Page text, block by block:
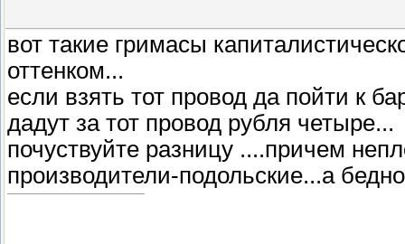
вот такие гримасы
оттенком...
если взять тот провод да пойти к
дадут за тот провод рубля четыре...
почуствуйте разницу ....причем
производители-подольские...а